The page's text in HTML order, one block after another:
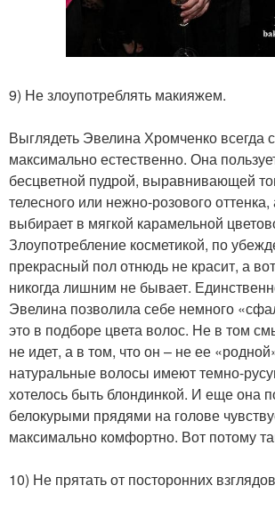
9) Не злоупотреблять макияжем.
Выглядеть Эвелина Хромченко всегда
максимально естественно. Она
бесцветной пудрой, выравнивающей
телесного или нежно-розового
выбирает в мягкой карамельной
Злоупотребление косметикой, по
прекрасный пол отнюдь не красит, а
никогда лишним не бывает.
Эвелина позволила себе немного
это в подборе цвета волос. Не в том
не идет, а в том, что он – не ее
натуральные волосы имеют темно-
хотелось быть блондинкой. И еще она
белокурыми прядями на голове
максимально комфортно. Вот потому
10) Не прятать от посторонних